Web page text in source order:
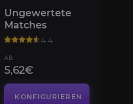
Ungewertete
Matches
4.4
AB
5,62€
KONFIGURIEREN